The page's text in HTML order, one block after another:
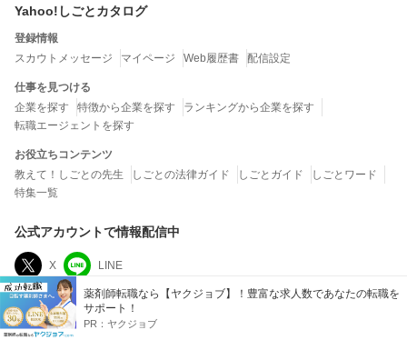
薬剤師転職なら【ヤクジョブ】！豊富な求人数であなたの転職を
サポート！
PR： ヤクジョブ
Yahoo!しごとカタログ
登録情報
スカウトメッセージ
マイページ Web履歴書 配信設定
仕事を見つける
企業を探す
特徴から企業を探す
ランキングから企業を探す
転職エージェントを探す
お役立ちコンテンツ
教えて！しごとの先生
しごとの法律ガイド しごとガイド
しごとワード
特集一覧
公式アカウントで情報配信中
X LINE
運営会社
LINEヤフー株式会社